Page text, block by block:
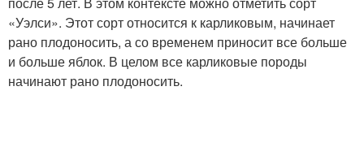
Лечение на яблоню Яблони от парши
«Уэлси». Этот сорт относится к карликовым, начинает
рано плодоносить, а со временем приносит все больше
и больше яблок. В целом все карликовые породы
начинают рано плодоносить.